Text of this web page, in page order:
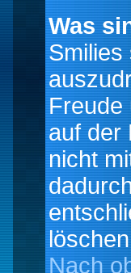
Was
Smilies
Freude
auf der
nicht
Nach